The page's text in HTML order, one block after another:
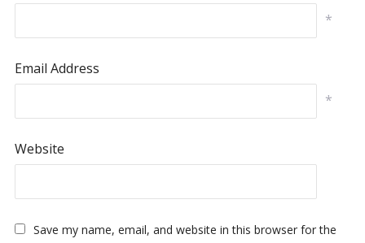
*
Email Address
*
Website
Save my name, email, and website in this browser for the